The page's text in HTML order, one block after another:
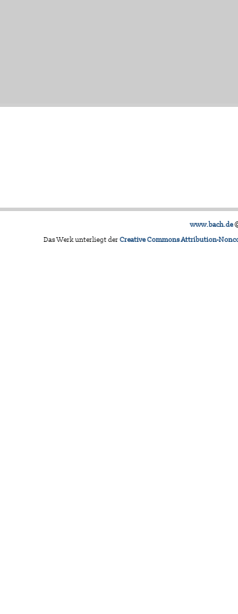
www.bach.de
Das Werk unterliegt derCreative Commons Attribution-